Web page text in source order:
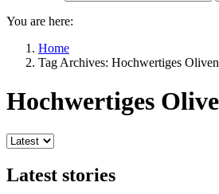
You are here:
Home
Tag Archives: Hochwertiges
Hochwertiges
Latest stories